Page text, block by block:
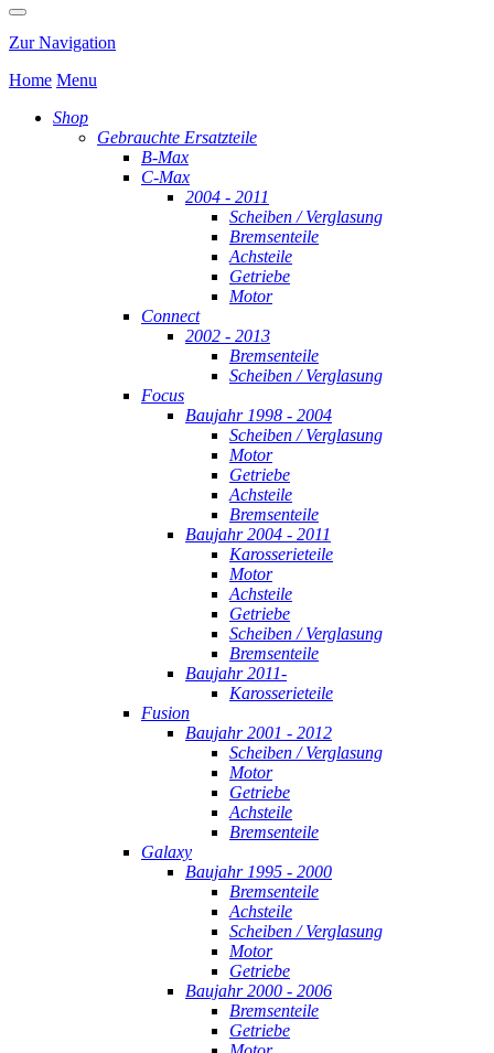
Zur Navigation
Home Menu
Shop
Gebrauchte Ersatzteile
B-Max
C-Max
2004 - 2011
Scheiben / Verglasung
Bremsenteile
Achsteile
Getriebe
Motor
Connect
2002 - 2013
Bremsenteile
Scheiben / Verglasung
Focus
Baujahr 1998 - 2004
Scheiben / Verglasung
Motor
Getriebe
Achsteile
Bremsenteile
Baujahr 2004 - 2011
Karosserieteile
Motor
Achsteile
Getriebe
Scheiben / Verglasung
Bremsenteile
Baujahr 2011-
Karosserieteile
Fusion
Baujahr 2001 - 2012
Scheiben / Verglasung
Motor
Getriebe
Achsteile
Bremsenteile
Galaxy
Baujahr 1995 - 2000
Bremsenteile
Achsteile
Scheiben / Verglasung
Motor
Getriebe
Baujahr 2000 - 2006
Bremsenteile
Getriebe